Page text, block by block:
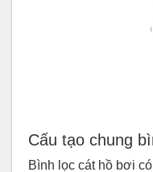
Cấu tạo chung
Bình lọc cát hồ bơi